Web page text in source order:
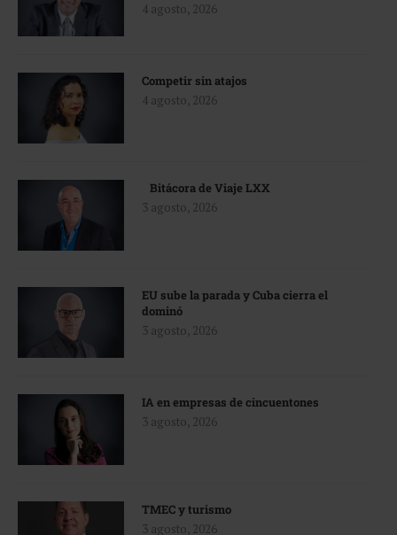
4 agosto, 2026
Competir sin atajos
4 agosto, 2026
Bitácora de Viaje LXX
3 agosto, 2026
EU sube la parada y Cuba cierra el
dominó
3 agosto, 2026
IA en empresas de cincuentones
3 agosto, 2026
TMEC y turismo
3 agosto, 2026